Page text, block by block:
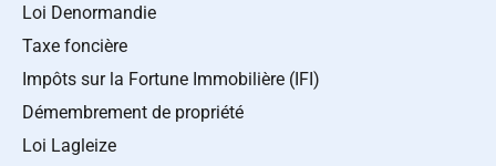
Loi Denormandie
Taxe foncière
Impôts sur la Fortune Immobilière (IFI)
Démembrement de propriété
Loi Lagleize